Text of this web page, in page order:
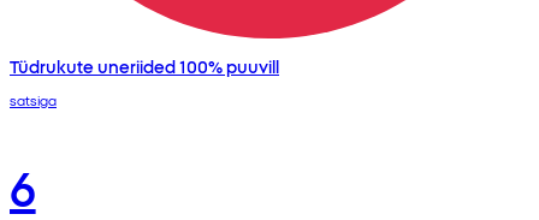
Tüdrukute uneriided 100% puuvill
satsiga
6